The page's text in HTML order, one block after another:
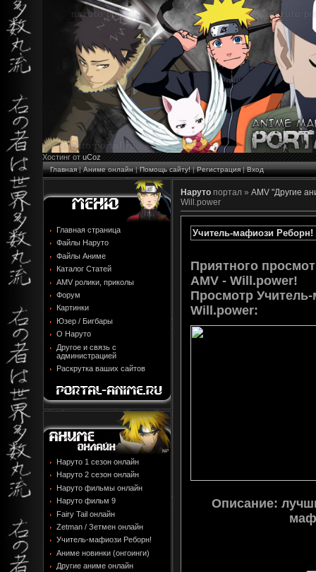
Хостинг от uCoz
Главная|Аниме онлайн|Помощь сайту!|Регистрация|Вход
Главная страница
Файлы Наруто
Файлы Аниме
Каталог Статей
AMV ролики, приколы
Форум
Картинки
Юзер / Бигбары
О Наруто
Другое и связь с
администрацией
Раскрутка ваших сайтов
Наруто 1 сезон онлайн
Наруто 2 сезон онлайн
Наруто фильмы онлайн
Наруто фильм 9
Fairy Tail онлайн
Zetman / Зетмен онлайн
Учитель-мафиози Реборн!
Аниме новинки (онгоинги)
Другие аниме онлайн
Наруто портал » AMV "Другие
Will.power
Учитель-мафиози Реборн!
Приятного
AMV - Will.power!
Просмотр
Will.power:
Описание: